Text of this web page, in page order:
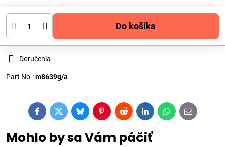
Do košíka
Doručenia
Part No.:m8639g/a
FacebookTwitterBlueskyPinterestRedditLinkedInWhatsApp
E-
mail
Mohlo by sa Vám páčiť